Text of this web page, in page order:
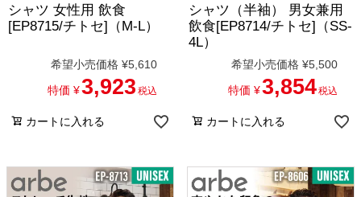
シャツ 女性用 飲食
[EP8715/チトセ]（M-L）
希望小売価格 ¥5,610
特価 ¥3,923 税込
カートに入れる
シャツ（半袖） 男女兼用
飲食[EP8714/チトセ]（SS-
4L）
希望小売価格 ¥5,500
特価 ¥3,854税込
カートに入れる